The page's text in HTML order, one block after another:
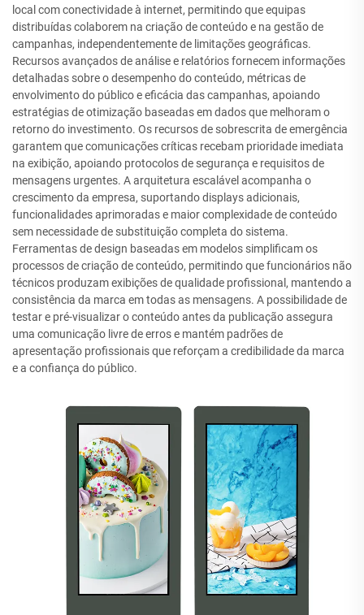
local com conectividade à internet, permitindo que equipas
distribuídas colaborem na criação de conteúdo e na gestão de
campanhas, independentemente de limitações geográficas.
Recursos avançados de análise e relatórios fornecem informações
detalhadas sobre o desempenho do conteúdo, métricas de
envolvimento do público e eficácia das campanhas, apoiando
estratégias de otimização baseadas em dados que melhoram o
retorno do investimento. Os recursos de sobrescrita de emergência
garantem que comunicações críticas recebam prioridade imediata
na exibição, apoiando protocolos de segurança e requisitos de
mensagens urgentes. A arquitetura escalável acompanha o
crescimento da empresa, suportando displays adicionais,
funcionalidades aprimoradas e maior complexidade de conteúdo
sem necessidade de substituição completa do sistema.
Ferramentas de design baseadas em modelos simplificam os
processos de criação de conteúdo, permitindo que funcionários não
técnicos produzam exibições de qualidade profissional, mantendo a
consistência da marca em todas as mensagens. A possibilidade de
testar e pré-visualizar o conteúdo antes da publicação assegura
uma comunicação livre de erros e mantém padrões de
apresentação profissionais que reforçam a credibilidade da marca
e a confiança do público.